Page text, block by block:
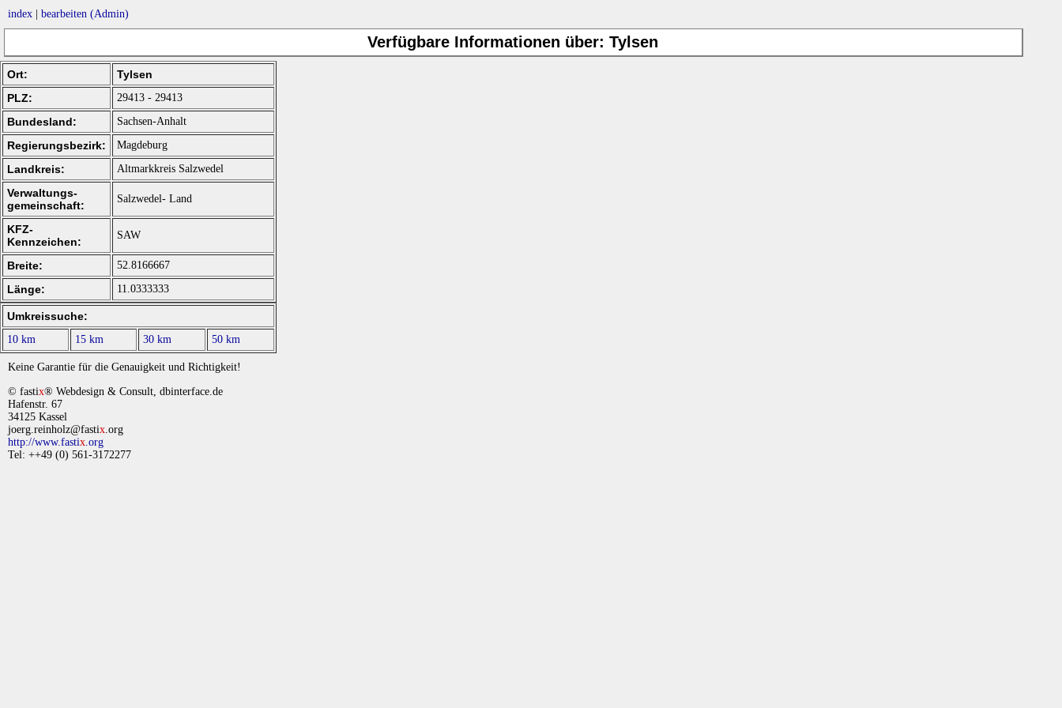
index bearbeiten (Admin)
Verfügbare Informationen über: Tylsen
Ort:
Tylsen
PLZ:
29413 - 29413
Bundesland: Sachsen-Anhalt
Regierungsbezirk: Magdeburg
Landkreis: Altmarkkreis Salzwedel
Verwaltungs-
gemeinschaft:
Salzwedel- Land
KFZ-
Kennzeichen:
SAW
Breite: 52.8166667
Länge: 11.0333333
Umkreissuche:
10 km 15 km 30 km 50 km
Keine Garantie für die Genauigkeit und Richtigkeit!
© fastix® Webdesign & Consult, dbinterface.de
Hafenstr. 67
34125 Kassel
joerg.reinholz@fastix.org
http://www.fastix.org
Tel: ++49 (0) 561-3172277